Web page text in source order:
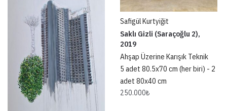
Safigül Kurtyiğit
Saklı Gizli (Saraçoğlu 2),
2019
Ahşap Üzerine Karışık Teknik
5 adet 80.5x70 cm (her biri) - 2
adet 80x40 cm
250.000₺